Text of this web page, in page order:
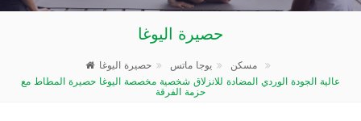
حصيرة اليوغا
مسكن يوجا ماتس
عالية الجودة الوردي المضادة للانزلاق شخصية مخصصة اليوغا حصيرة المطاط مع
حزمة الفرقة